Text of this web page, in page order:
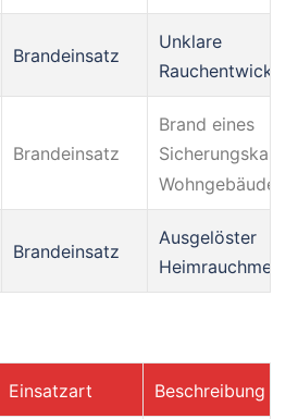
Brandeinsatz
Unklare
Brandeinsatz
Brand eines
Wohngebäude
Brandeinsatz
Ausgelöster
Einsatzart Beschreibung